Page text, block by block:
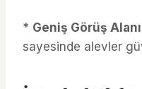
* Geniş Görüş
sayesinde alevler